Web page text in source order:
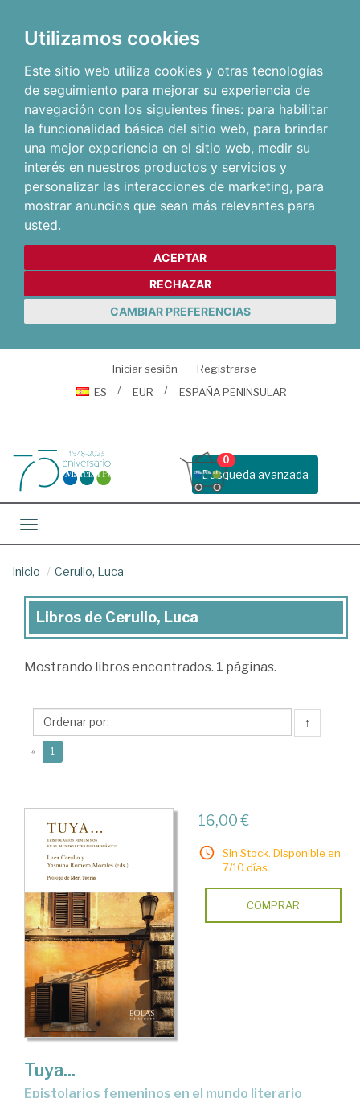
Utilizamos cookies
Este sitio web utiliza cookies y otras tecnologías
de seguimiento para mejorar su experiencia de
navegación con los siguientes fines: para habilitar
la funcionalidad básica del sitio web, para brindar
una mejor experiencia en el sitio web, medir su
interés en nuestros productos y servicios y
personalizar las interacciones de marketing, para
mostrar anuncios que sean más relevantes para
usted.
ACEPTAR
RECHAZAR
CAMBIAR PREFERENCIAS
Iniciar sesión
Registrarse
ES
EUR ESPAÑA PENINSULAR
Busqueda avanzada
0
Toggle navigation
Inicio Cerullo, Luca
Libros
Cerullo,
Libros de Cerullo, Luca
Mostrando libros encontrados. 1 páginas.
↑
« 1
16,00 €
Sin Stock. Disponible en
7/10 días.
COMPRAR
Tuya...
Epistolarios femeninos en el mundo literario